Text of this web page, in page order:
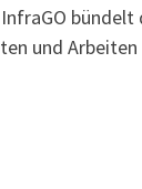
bündelt
und